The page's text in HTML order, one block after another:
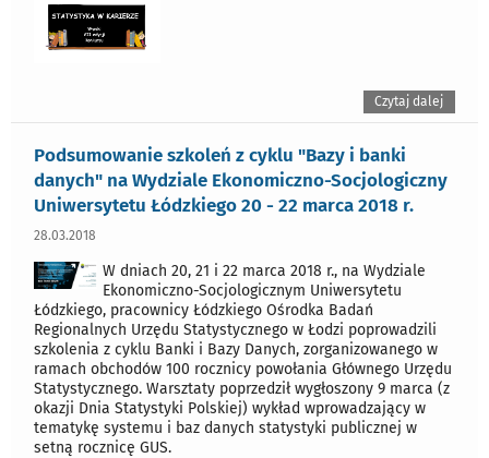
Czytaj dalej
Podsumowanie szkoleń z cyklu "Bazy i banki
danych" na Wydziale Ekonomiczno-Socjologiczny
Uniwersytetu Łódzkiego 20 - 22 marca 2018 r.
28.03.2018
W dniach 20, 21 i 22 marca 2018 r., na Wydziale
Ekonomiczno-Socjologicznym Uniwersytetu
Łódzkiego, pracownicy Łódzkiego Ośrodka Badań
Regionalnych Urzędu Statystycznego w Łodzi poprowadzili
szkolenia z cyklu Banki i Bazy Danych, zorganizowanego w
ramach obchodów 100 rocznicy powołania Głównego Urzędu
Statystycznego. Warsztaty poprzedził wygłoszony 9 marca (z
okazji Dnia Statystyki Polskiej) wykład wprowadzający w
tematykę systemu i baz danych statystyki publicznej w
setną rocznicę GUS.